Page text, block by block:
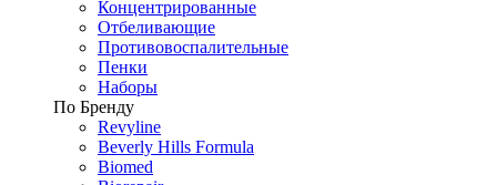
Концентрированные
Отбеливающие
Противовоспалительные
Пенки
Наборы
По Бренду
Revyline
Beverly Hills Formula
Biomed